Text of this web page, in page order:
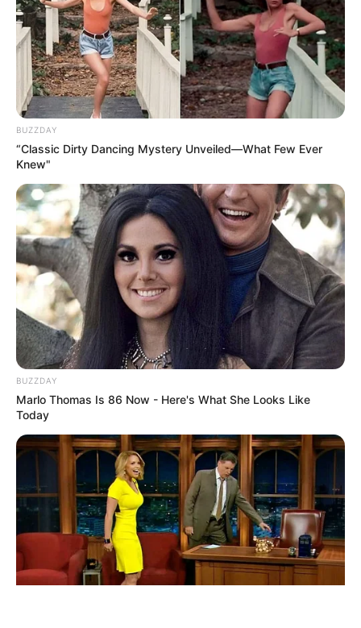
© 2025 EVIANEWS του Γιώργου Κουτσελίνη
BUZZDAY
“Classic Dirty Dancing Mystery Unveiled—What Few Ever
Knew"
BUZZDAY
Marlo Thomas Is 86 Now - Here's What She Looks Like
Today